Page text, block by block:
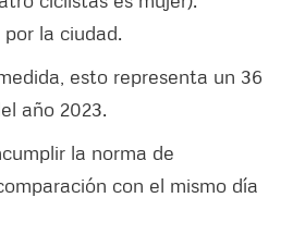
la ciudad.
esto representa un 36
año 2023.
la norma de
con el mismo día